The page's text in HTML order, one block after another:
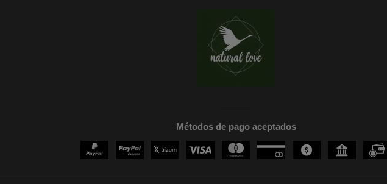
Métodos de pago aceptados